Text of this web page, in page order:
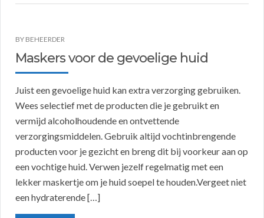
BY BEHEERDER
Maskers voor de gevoelige huid
Juist een gevoelige huid kan extra verzorging gebruiken.
Wees selectief met de producten die je gebruikt en
vermijd alcoholhoudende en ontvettende
verzorgingsmiddelen. Gebruik altijd vochtinbrengende
producten voor je gezicht en breng dit bij voorkeur aan op
een vochtige huid. Verwen jezelf regelmatig met een
lekker maskertje om je huid soepel te houden.Vergeet niet
een hydraterende […]